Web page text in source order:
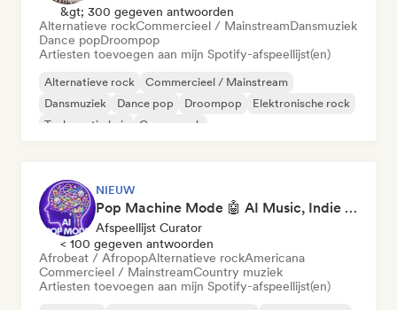
&gt; 300 gegeven antwoorden
Alternatieve rockCommercieel / MainstreamDansmuziek
Dance popDroompop
Artiesten toevoegen aan mijn Spotify-afspeellijst(en)
Alternatieve rock
Commercieel / Mainstream
Dansmuziek
Dance pop Droompop
Elektronische rock
Toekomstig huis
Garagerock
NIEUW
Pop Machine Mode 🤖 AI Music, Indie Pop & Dream Pop
Afspeellijst Curator
< 100 gegeven antwoorden
Afrobeat / AfropopAlternatieve rockAmericana
Commercieel / MainstreamCountry muziek
Artiesten toevoegen aan mijn Spotify-afspeellijst(en)